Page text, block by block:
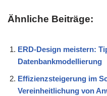
Ähnliche Beiträge:
ERD-Design meistern:
Datenbankmodellierung
Effizienzsteigerung im
Vereinheitlichung von